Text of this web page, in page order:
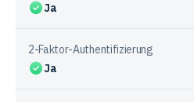
Ja
2-Faktor-Authentifizierung
Ja